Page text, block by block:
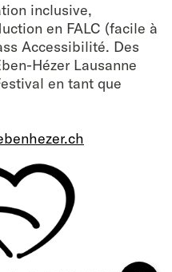
inclusive,
en FALC (facile à
Accessibilité. Des
Hézer Lausanne
en tant que